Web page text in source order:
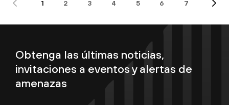
1 2 3 4 5 6 7
Obtenga las últimas noticias,
invitaciones a eventos y alertas de
amenazas